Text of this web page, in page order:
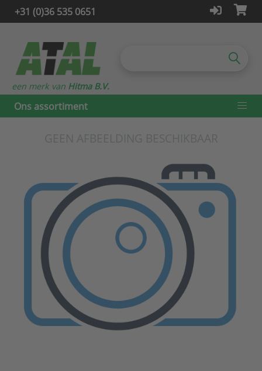
+31 (0)36 535 0651
Ons assortiment
een merk van Hitma B.V.